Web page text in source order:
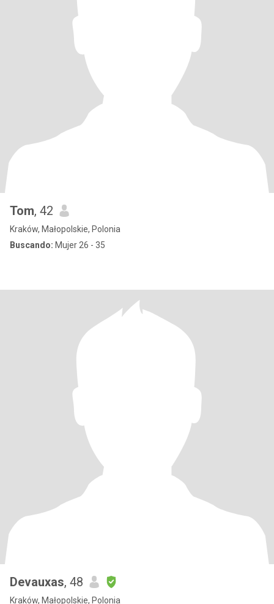
Tom, 42
Kraków, Małopolskie, Polonia
Buscando: Mujer 26 - 35
Devauxas, 48
Kraków, Małopolskie, Polonia